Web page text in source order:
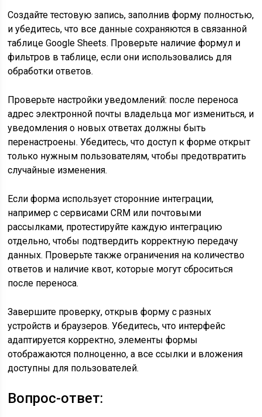
Создайте тестовую запись, заполнив форму полностью,
и убедитесь, что все данные сохраняются в связанной
таблице Google Sheets. Проверьте наличие формул и
фильтров в таблице, если они использовались для
обработки ответов.
Проверьте настройки уведомлений: после переноса
адрес электронной почты владельца мог измениться, и
уведомления о новых ответах должны быть
перенастроены. Убедитесь, что доступ к форме открыт
только нужным пользователям, чтобы предотвратить
случайные изменения.
Если форма использует сторонние интеграции,
например с сервисами CRM или почтовыми
рассылками, протестируйте каждую интеграцию
отдельно, чтобы подтвердить корректную передачу
данных. Проверьте также ограничения на количество
ответов и наличие квот, которые могут сброситься
после переноса.
Завершите проверку, открыв форму с разных
устройств и браузеров. Убедитесь, что интерфейс
адаптируется корректно, элементы формы
отображаются полноценно, а все ссылки и вложения
доступны для пользователей.
Вопрос-ответ: